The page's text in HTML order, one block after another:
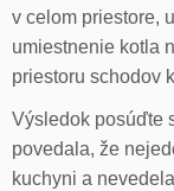
v celom priestore,
umiestnenie kotla
priestoru schodov
Výsledok posúďte
povedala, že
kuchyni a